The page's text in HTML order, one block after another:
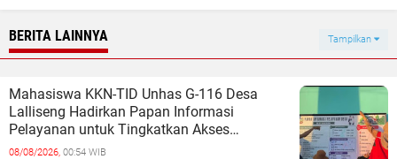
BERITA LAINNYA
Tampilkan
Mahasiswa KKN-TID Unhas G-116 Desa
Lalliseng Hadirkan Papan Informasi
Pelayanan untuk Tingkatkan Akses
Informasi Masyarakat
08/08/2026, 00:54 WIB